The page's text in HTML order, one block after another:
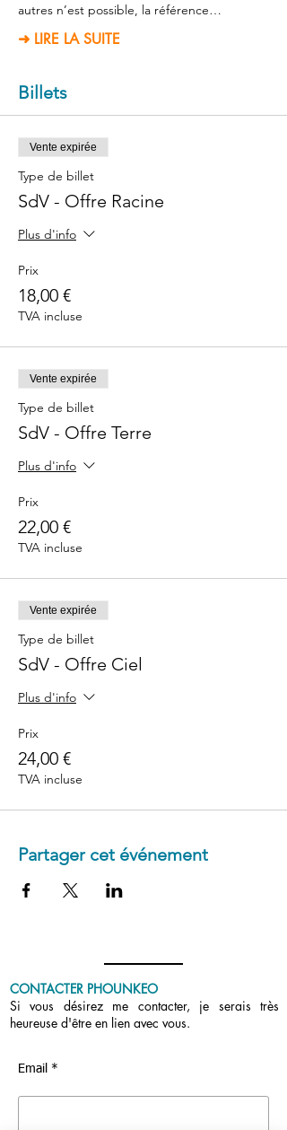
autres n’est possible, la référence…
➜ LIRE LA SUITE
Billets
Vente expirée
Type de billet
SdV - Offre Racine
Plus d'info
Prix
18,00 €
TVA incluse
Vente expirée
Type de billet
SdV - Offre Terre
Plus d'info
Prix
22,00 €
TVA incluse
Vente expirée
Type de billet
SdV - Offre Ciel
Plus d'info
Prix
24,00 €
TVA incluse
Partager cet événement
CONTACTER PHOUNKEO
Si vous désirez me contacter, je serais très
heureuse d'être en lien avec vous.
Email *